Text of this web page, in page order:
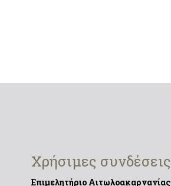
Χρήσιμες συνδέσεις
Επιμελητήριο Αιτωλοακαρνανίας